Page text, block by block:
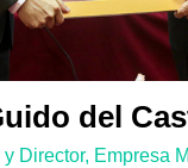
del
y Director, Empresa